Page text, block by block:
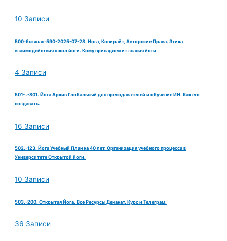
10 Записи
500-бывшая-590-2025-07-28. Йога, Копирайт, Авторские Права. Этика
взаимодействия школ йоги. Кому принадлежит знания йоги.
4 Записи
501- .-801. Йога Архив Глобальный для преподавателей и обучение ИИ. Как его
создавать.
16 Записи
502.-123. Йога Учебный План на 40 лет. Организация учебного процесса в
Университете Открытой йоги.
10 Записи
503.-200. Открытая Йога. Все Ресурсы Деканат. Курс и Телеграм.
36 Записи